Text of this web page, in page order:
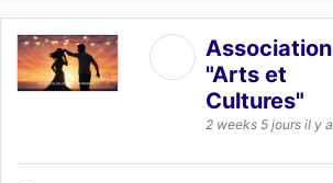
Association
"Arts et
Cultures"
2 weeks 5 jours il y a